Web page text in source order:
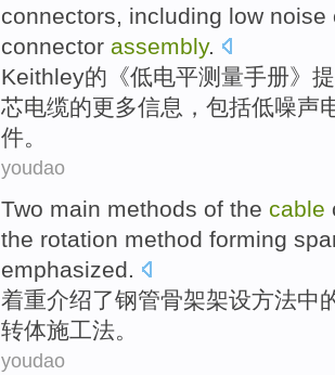
connectors, including low noise
connector assembly.
Keithley的《低电平测量手册》
芯电缆的更多信息 ， 包括低噪声
件。
youdao
Two main methods of the cable
the rotation method forming
emphasized.
着重介绍了钢管骨架架设方法中
转体施工法。
youdao